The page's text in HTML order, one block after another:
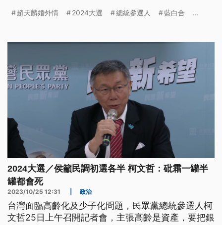
柯文哲也能這樣做，而柯文哲上午則是召開政策記者
趙天麟婚外情 2024大選 總統參選人 藍白合 ...
2024大選／侯籲民調初選各半 柯文哲：砒霜一罐半
罐都會死
2023/10/25 12:31 政治
台灣面臨高齡化及少子化問題，民眾黨總統參選人柯
文哲25日上午召開記者會，主張高齡是資產，要把銀